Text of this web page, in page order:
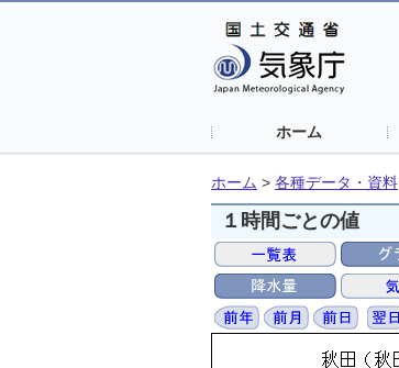
ホーム
ホーム > 各種データ・資料
１時間ごとの値